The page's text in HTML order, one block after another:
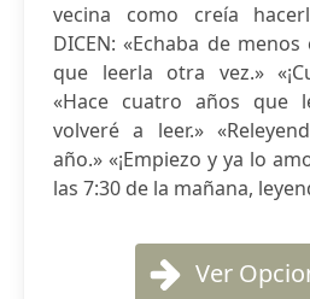
vecina como creía
DICEN: «Echaba de
que leerla otra vez.»
«Hace cuatro años que
volveré a leer.»
año.» «¡Empiezo y ya lo
las 7:30 de la mañana,
Ver